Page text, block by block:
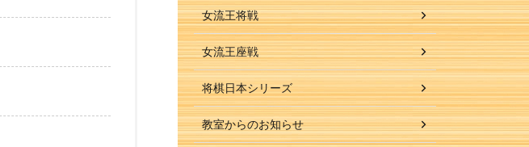
女流王将戦
女流王座戦
将棋日本シリーズ
教室からのお知らせ